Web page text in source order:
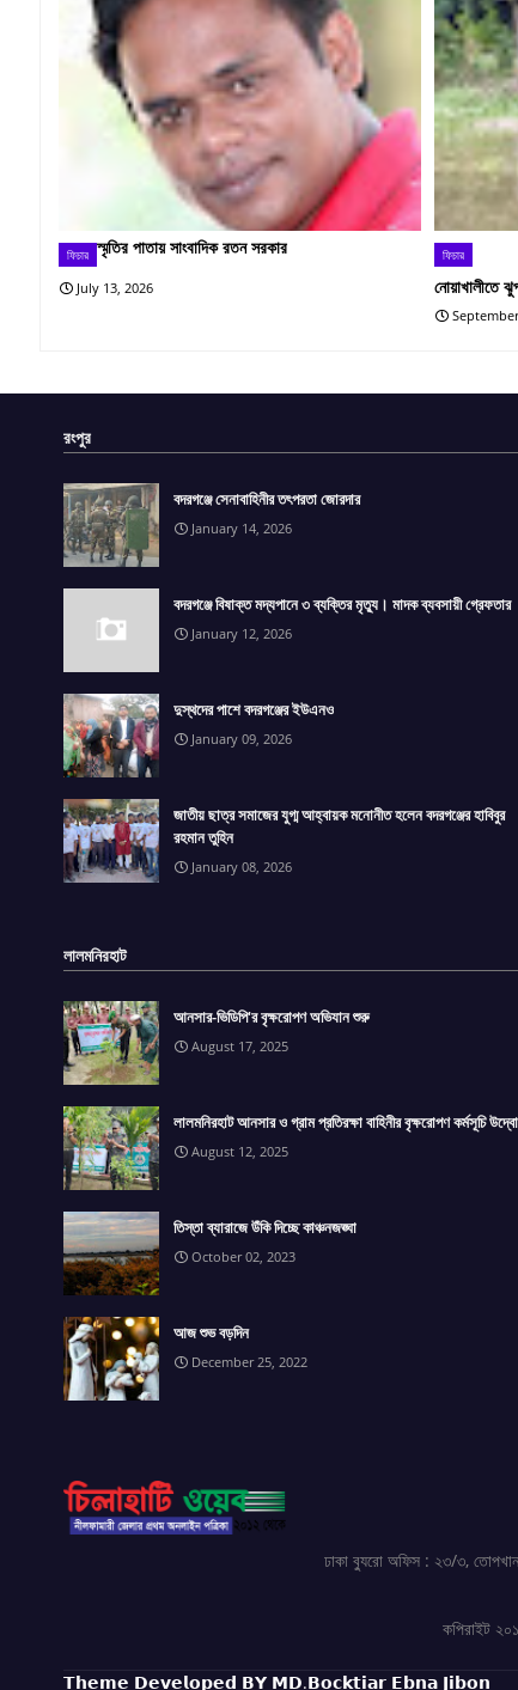
ফিচার স্মৃতির পাতায় সাংবাদিক রতন সরকার
July 13, 2026
ফিচার
নোয়াখালীতে
রংপুর
বদরগঞ্জে সেনাবাহিনীর তৎপরতা জোরদার
January 14, 2026
বদরগঞ্জে বিষাক্ত মদ্যপানে ৩ ব্যক্তির মৃত্যু। মাদক ব্যবসায়ী গ্রেফতার
January 12, 2026
দুস্থদের পাশে বদরগঞ্জের ইউএনও
January 09, 2026
জাতীয় ছাত্র সমাজের যুগ্ম আহ্বায়ক মনোনীত হলেন বদরগঞ্জের হাবিবুর
রহমান তুহিন
January 08, 2026
লালমনিরহাট
আনসার-ভিডিপি'র বৃক্ষরোপণ অভিযান শুরু
August 17, 2025
লালমনিরহাট আনসার ও গ্রাম প্রতিরক্ষা বাহিনীর বৃক্ষরোপণ কর্মসূচি
August 12, 2025
তিস্তা ব্যারাজে উঁকি দিচ্ছে কাঞ্চনজঙ্ঘা
October 02, 2023
আজ শুভ বড়দিন
December 25, 2022
ঢাকা ব্যুরো অফিস : ২৩/৩,
কপিরাইট
𝗧𝗵𝗲𝗺𝗲 𝗗𝗲𝘃𝗲𝗹𝗼𝗽𝗲𝗱 𝗕𝗬 𝗠𝗗.𝗕𝗼𝗰𝗸𝘁𝗶𝗮𝗿 𝗘𝗯𝗻𝗮 𝗝𝗶𝗯𝗼𝗻